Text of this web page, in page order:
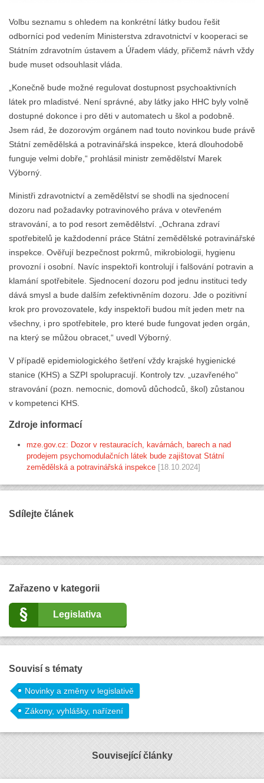
Volbu seznamu s ohledem na konkrétní látky budou řešit
odborníci pod vedením Ministerstva zdravotnictví v kooperaci se
Státním zdravotním ústavem a Úřadem vlády, přičemž návrh vždy
bude muset odsouhlasit vláda.
„Konečně bude možné regulovat dostupnost psychoaktivních
látek pro mladistvé. Není správné, aby látky jako HHC byly volně
dostupné dokonce i pro děti v automatech u škol a podobně.
Jsem rád, že dozorovým orgánem nad touto novinkou bude právě
Státní zemědělská a potravinářská inspekce, která dlouhodobě
funguje velmi dobře,“ prohlásil ministr zemědělství Marek
Výborný.
Ministři zdravotnictví a zemědělství se shodli na sjednocení
dozoru nad požadavky potravinového práva v otevřeném
stravování, a to pod resort zemědělství. „Ochrana zdraví
spotřebitelů je každodenní práce Státní zemědělské potravinářské
inspekce. Ověřují bezpečnost pokrmů, mikrobiologii, hygienu
provozní i osobní. Navíc inspektoři kontrolují i falšování potravin a
klamání spotřebitele. Sjednocení dozoru pod jednu instituci tedy
dává smysl a bude dalším zefektivněním dozoru. Jde o pozitivní
krok pro provozovatele, kdy inspektoři budou mít jeden metr na
všechny, i pro spotřebitele, pro které bude fungovat jeden orgán,
na který se můžou obracet,“ uvedl Výborný.
V případě epidemiologického šetření vždy krajské hygienické
stanice (KHS) a SZPI spolupracují. Kontroly tzv. „uzavřeného“
stravování (pozn. nemocnic, domovů důchodců, škol) zůstanou
v kompetenci KHS.
Zdroje informací
mze.gov.cz: Dozor v restauracích, kavárnách, barech a nad
prodejem psychomodulačních látek bude zajištovat Státní
zemědělská a potravinářská inspekce [18.10.2024]
Sdílejte článek
Zařazeno v kategorii
Legislativa
Souvisí s tématy
Novinky a změny v legislativě
Zákony, vyhlášky, nařízení
Související články